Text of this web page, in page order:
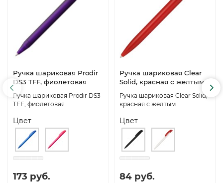
Ручка шариковая Prodir
DS3 TFF, фиолетовая
Ручка шариковая Prodir DS3
TFF, фиолетовая
Цвет
173 руб.
Ручка шариковая Clear
Solid, красная с желтым
Ручка шариковая Clear Solid,
красная с желтым
Цвет
84 руб.